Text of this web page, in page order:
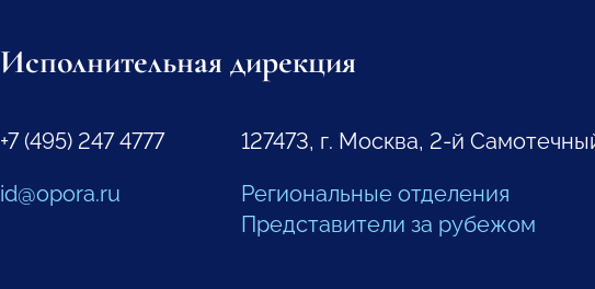
Исполнительная дирекция
+7 (495) 247 4777
id@opora.ru
127473, г. Москва, 2-й
Региональные отделения
Представители за рубежом